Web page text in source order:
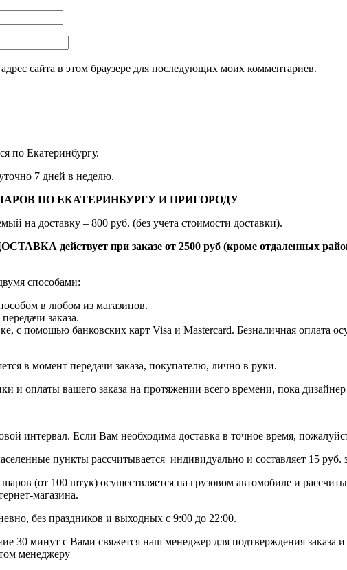
сайта в этом браузере для последующих моих комментариев.
по Екатеринбургу.
7 дней в неделю.
ПО ЕКАТЕРИНБУРГУ И ПРИГОРОДУ
на доставку – 800 руб. (без учета стоимости доставки).
действует при заказе от 2500 руб (кроме отдаленных
способами:
в любом из магазинов.
заказа.
с помощью банковских карт Visa и Mastercard. Безналичная
в момент передачи заказа, покупателю, лично в руки.
и оплаты вашего заказа на протяжении всего времени, пока
интервал. Если Вам необходима доставка в точное время,
пункты рассчитывается индивидуально и составляет 15
(от 100 штук) осуществляется на грузовом автомобиле и
магазина.
без праздников и выходных с 9:00 до 22:00.
30 минут с Вами свяжется наш менеджер для подтверждения заказа
менеджеру